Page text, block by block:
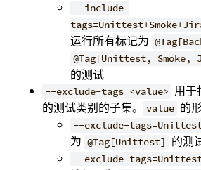
--include-
运行所有标记为
@Tag[Unittest, Smoke,
的测试
--exclude-tags <value> 用于
的测试类别的子集。
value 的
--exclude-
为 @Tag[Unittest] 的测
--exclude-